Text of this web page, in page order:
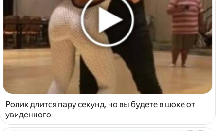
Ролик длится пару секунд, но вы будете в шоке от
увиденного